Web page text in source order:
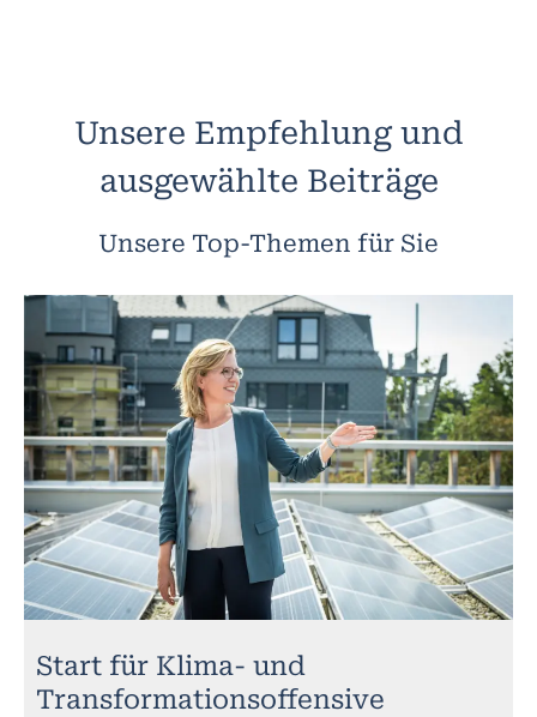
Unsere Empfehlung und
ausgewählte Beiträge
Unsere Top-Themen für Sie
Start für Klima- und
Transformationsoffensive